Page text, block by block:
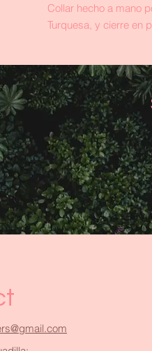
Collar hecho a mano
Turquesa, y cierre en